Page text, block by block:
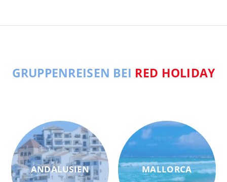
GRUPPENREISEN BEI RED HOLIDAY
ANDALUSIEN MALLORCA